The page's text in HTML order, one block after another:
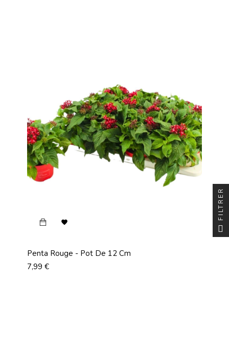

Penta Rouge - Pot De 12 Cm
Prix
7,99 €
FILTRER